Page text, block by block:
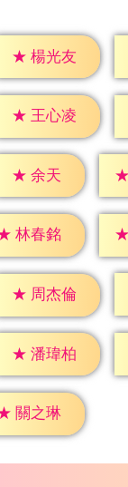
★ 楊光友
★ 王心凌
★ 余天 ★
林春銘 ★
★ 周杰倫
★ 潘瑋柏
關之琳